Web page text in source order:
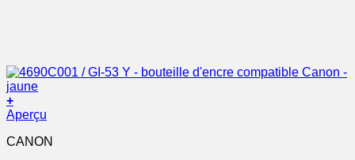
+
Aperçu
CANON